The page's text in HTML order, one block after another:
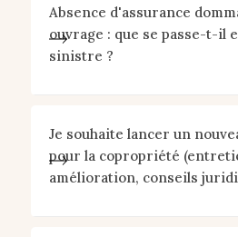
Absence d'assurance
ouvrage : que se passe-t-il
sinistre ?
Je souhaite lancer un
pour la copropriété
amélioration, conseils